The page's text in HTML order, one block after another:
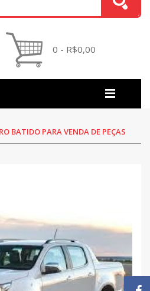
0 - R$0,00
BATIDO PARA VENDA DE PEÇAS